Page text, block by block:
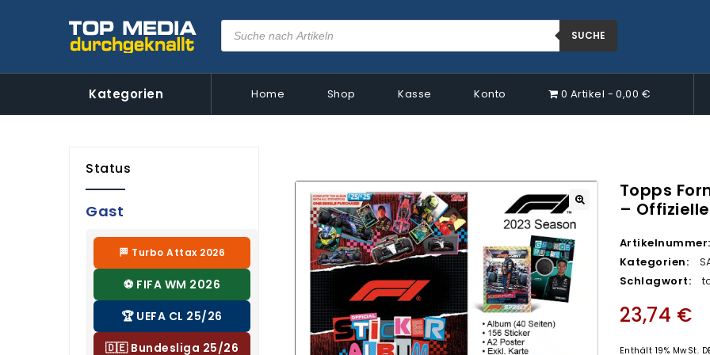
SUCHE
Kategorien Home Shop Kasse Konto 0 Artikel 0,00 €
🔍
Topps
–
Artikelnummer:
Kategorien:
Schlagwort:
23,74 €
Enthält 19% MwSt.
Status
Gast
🏁 Turbo Attax 2026
⚽ FIFA WM 2026
🏆 UEFA CL 25/26
🇩🇪 Bundesliga 25/26